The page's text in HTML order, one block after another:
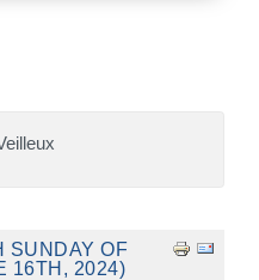
SUNDAY OF
16TH, 2024)